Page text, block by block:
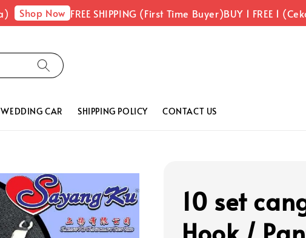
Shop Now FREE SHIPPING (First Time Buyer)BUY 1 FREE 1
WEDDING CAR SHIPPING POLICY CONTACT US
10 set